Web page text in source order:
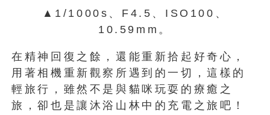
▲1/1000s、F4.5、ISO100、
10.59mm。
在精神回復之餘，還能重新拾起好奇心，
用著相機重新觀察所遇到的一切，這樣的
輕旅行，雖然不是與貓咪玩耍的療癒之
旅，卻也是讓沐浴山林中的充電之旅吧！